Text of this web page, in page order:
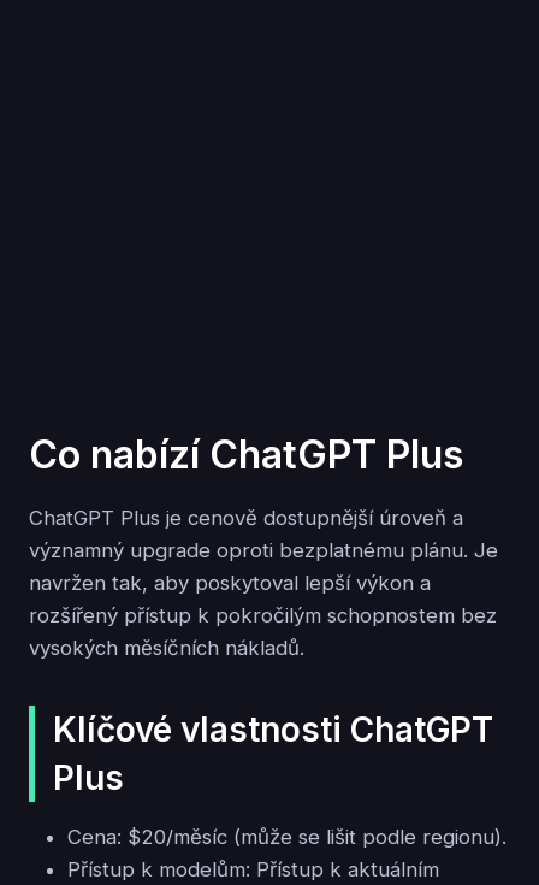
Co nabízí ChatGPT Plus
ChatGPT Plus je cenově dostupnější úroveň a
významný upgrade oproti bezplatnému plánu. Je
navržen tak, aby poskytoval lepší výkon a
rozšířený přístup k pokročilým schopnostem bez
vysokých měsíčních nákladů.
Klíčové vlastnosti ChatGPT
Plus
Cena: $20/měsíc (může se lišit podle regionu).
Přístup k modelům: Přístup k aktuálním